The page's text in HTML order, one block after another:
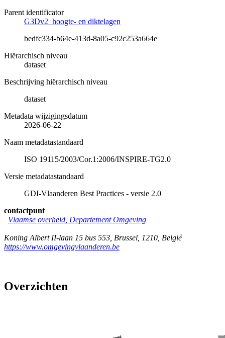
Parent identificator
G3Dv2_hoogte- en diktelagen
bedfc334-b64e-413d-8a05-c92c253a664e
Hiërarchisch niveau
dataset
Beschrijving hiërarchisch niveau
dataset
Metadata wijzigingsdatum
2026-06-22
Naam metadatastandaard
ISO 19115/2003/Cor.1:2006/INSPIRE-TG2.0
Versie metadatastandaard
GDI-Vlaanderen Best Practices - versie 2.0
contactpunt
Vlaamse overheid, Departement Omgeving
Koning Albert II-laan 15 bus 553 Brussel 1210 België
https://www.omgevingvlaanderen.be
Overzichten